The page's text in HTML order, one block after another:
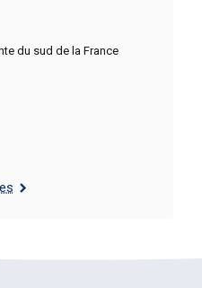
du sud de la France